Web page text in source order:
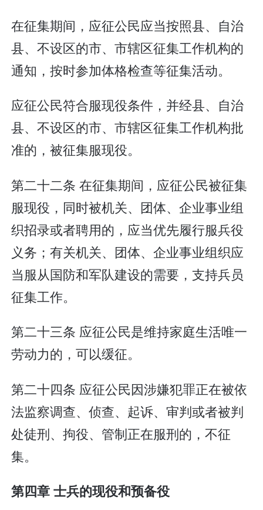
在征集期间，应征公民应当按照县、自治
县、不设区的市、市辖区征集工作机构的
通知，按时参加体格检查等征集活动。
应征公民符合服现役条件，并经县、自治
县、不设区的市、市辖区征集工作机构批
准的，被征集服现役。
第二十二条 在征集期间，应征公民被征集
服现役，同时被机关、团体、企业事业组
织招录或者聘用的，应当优先履行服兵役
义务；有关机关、团体、企业事业组织应
当服从国防和军队建设的需要，支持兵员
征集工作。
第二十三条 应征公民是维持家庭生活唯一
劳动力的，可以缓征。
第二十四条 应征公民因涉嫌犯罪正在被依
法监察调查、侦查、起诉、审判或者被判
处徒刑、拘役、管制正在服刑的，不征
集。
第四章 士兵的现役和预备役